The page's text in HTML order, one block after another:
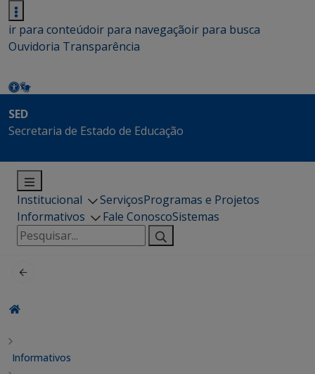
ir para conteúdoir para navegaçãoir para busca
Ouvidoria Transparência
SED
Secretaria de Estado de Educação
Institucional ServiçosProgramas e Projetos
Informativos
Fale ConoscoSistemas
Pesquisar
por:
Informativos